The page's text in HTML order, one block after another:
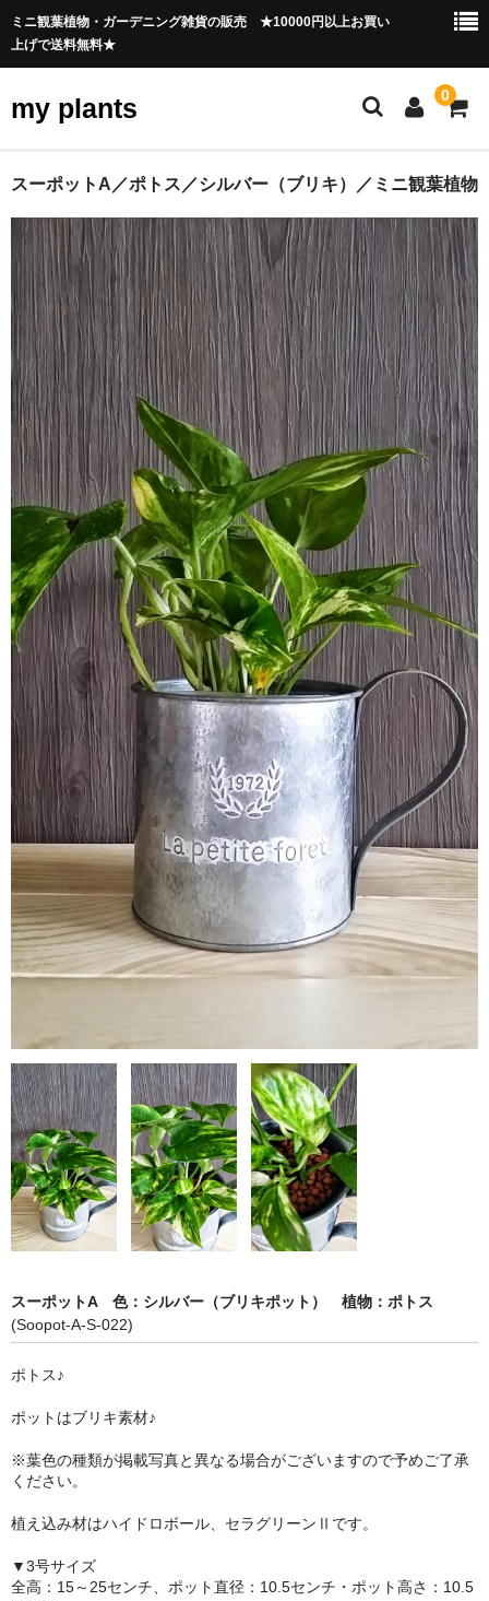
ミニ観葉植物・ガーデニング雑貨の販売 ★10000円以上お買い
上げで送料無料★
my plants 0
HOME
観葉植物
ガーデンニング雑貨
会員ページ
ご利用ガイド
お問合せ
育て方
プライバシー保護
スーポットA／ポトス／シルバー（ブリキ）／ミニ観葉植物
スーポットA 色：シルバー（ブリキポット） 植物：ポトス
(Soopot-A-S-022)
ポトス♪
ポットはブリキ素材♪
※葉色の種類が掲載写真と異なる場合がございますので予めご了承
ください。
植え込み材はハイドロボール、セラグリーンⅡです。
▼3号サイズ
全高：15～25センチ、ポット直径：10.5センチ・ポット高さ：10.5